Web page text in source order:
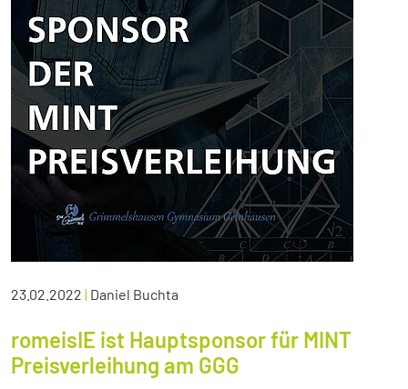
23.02.2022 | Daniel Buchta
romeisIE ist Hauptsponsor für MINT
Preisverleihung am GGG